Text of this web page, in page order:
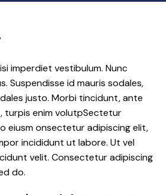
imperdiet vestibulum. Nunc
Suspendisse id mauris sodales,
justo. Morbi tincidunt, ante
turpis enim volutpSectetur
eiusm onsectetur adipiscing elit,
incididunt ut labore. Ut vel
velit. Consectetur adipiscing
do.